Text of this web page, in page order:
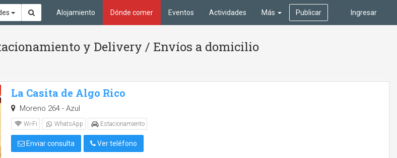
Ingresar
Alojamiento Dónde comer Eventos Actividades Más Publicar
y Delivery / Envíos a domicilio
La Casita de Algo Rico
Moreno 264 - Azul
Wi-Fi WhatsApp Estacionamiento
Enviar consulta Ver teléfono